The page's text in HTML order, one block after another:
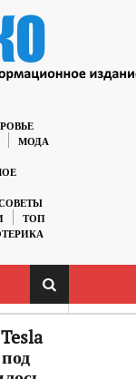
МОДА
ТОП